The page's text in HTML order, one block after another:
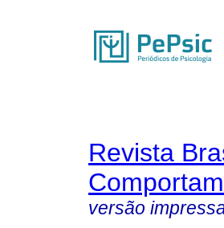
Revista
versão